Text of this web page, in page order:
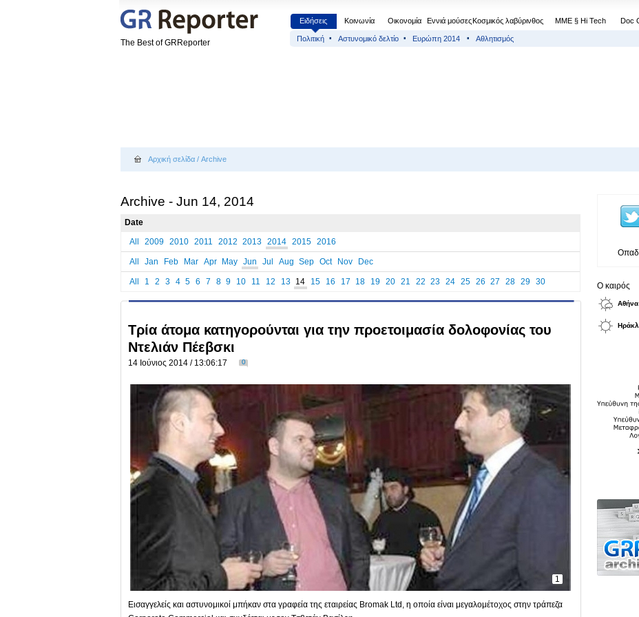
The Best of GRReporter
Ειδήσεις Κοινωνία Οικονομία Εννιά μούσεςΚοσμικός λαβύρινθος МΜΕ § Hi Tech Doc
Πολιτική Αστυνομικό δελτίο Ευρώπη 2014 Αθλητισμός
Αρχική σελίδα / Archive
Archive - Jun 14, 2014
Date
All
2009 2010 2011 2012 2013 2014 2015 2016
All Jan Feb Mar Apr May Jun Jul Aug Sep Oct Nov Dec
All 1 2 3 4 5 6 7 8 9 10 11 12 13 14 15 16 17 18 19 20 21 22 23 24 25 26 27 28 29 30
Τρία άτομα κατηγορούνται για την προετοιμασία δολοφονίας του
Ντελιάν Πέεβσκι
14 Ιούνιος 2014 / 13:06:17 0
1
Εισαγγελείς και αστυνομικοί μπήκαν στα γραφεία της εταιρείας Bromak Ltd, η οποία είναι μεγαλομέτοχος στην τράπεζα
Ο καιρός
Αθήνα